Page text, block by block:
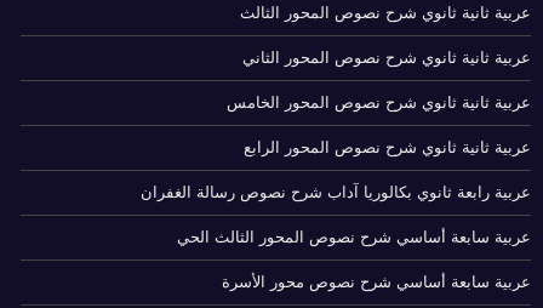
عربية ثانية ثانوي شرح نصوص المحور الثالث
عربية ثانية ثانوي شرح نصوص المحور الثاني
عربية ثانية ثانوي شرح نصوص المحور الخامس
عربية ثانية ثانوي شرح نصوص المحور الرابع
عربية رابعة ثانوي بكالوريا آداب شرح نصوص رسالة الغفران
عربية سابعة أساسي شرح نصوص المحور الثالث الحي
عربية سابعة أساسي شرح نصوص محور الأسرة